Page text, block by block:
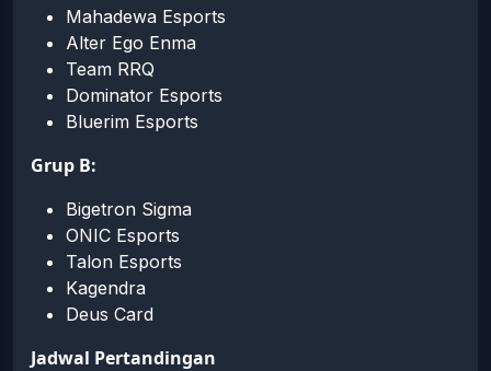
Mahadewa Esports
Alter Ego Enma
Team RRQ
Dominator Esports
Bluerim Esports
Grup B:
Bigetron Sigma
ONIC Esports
Talon Esports
Kagendra
Deus Card
Jadwal Pertandingan